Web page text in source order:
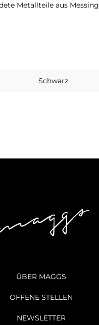
Metallteile aus Messing
Schwarz
ÜBER MAGGS
OFFENE STELLEN
NEWSLETTER